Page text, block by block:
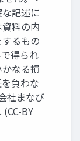
記述に
料の内
るもの
得られ
なる損
負わな
社まなび
BY